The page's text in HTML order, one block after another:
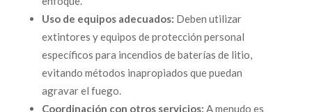
Uso de equipos adecuados: Deben utilizar
extintores y equipos de protección personal
específicos para incendios de baterías de litio,
evitando métodos inapropiados que puedan
agravar el fuego.
Coordinación con otros servicios: A menudo es